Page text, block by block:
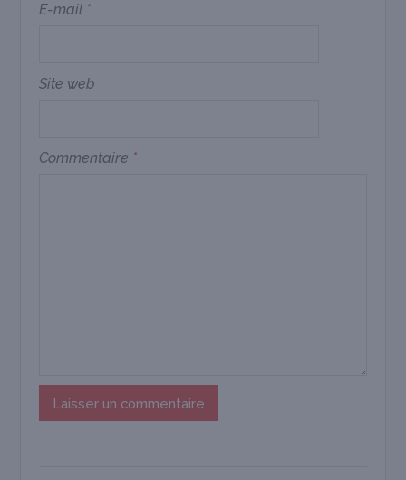
E-mail *
Site web
Commentaire *